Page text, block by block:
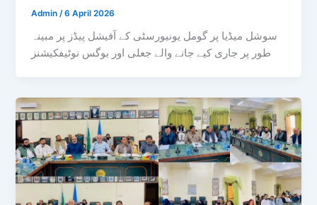
Admin /6 April 2026
سوشل میڈیا پر گومل یونیورسٹی کے آفیشل پیڈز پر مبینہ
طور پر جاری کیے جانے والے جعلی اور بوگس نوٹیفکیشنز